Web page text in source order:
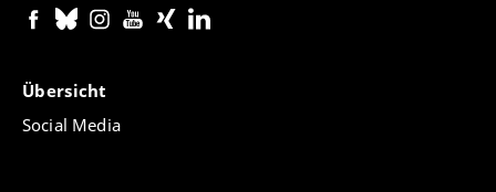
Übersicht
Social Media